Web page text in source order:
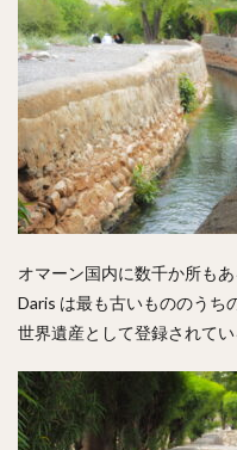
オマーン国内に数千か所も
Daris は最も古いもののうち
世界遺産として登録されてい